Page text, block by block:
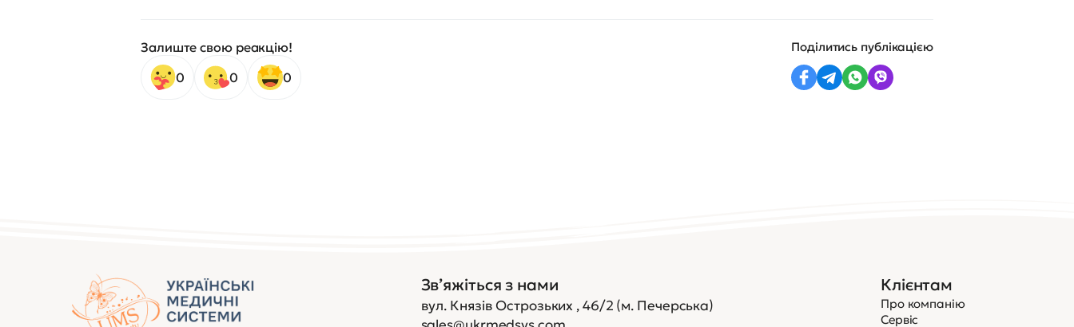
Залиште свою реакцію!
0
0 0
Поділитись публікацією
Зв’яжіться з нами
вул. Князів Острозьких , 46/2 (м. Печерська)
Клієнтам
Про компанію
Сервіс